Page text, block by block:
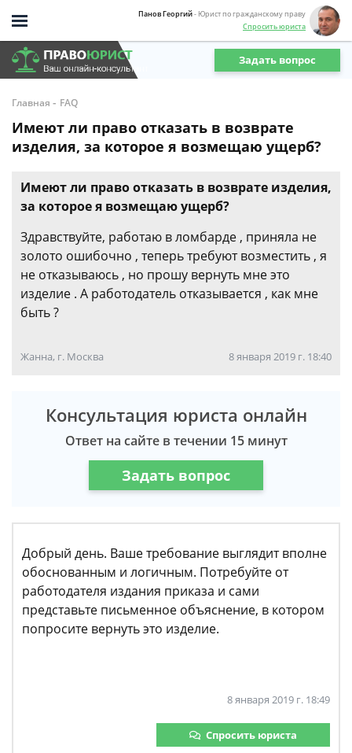
Панов Георгий- Юрист по гражданскому праву
Спросить юриста
Задать вопрос
Главная - FAQ
Имеют ли право отказать в возврате
изделия, за которое я возмещаю ущерб?
Имеют ли право отказать в возврате изделия,
за которое я возмещаю ущерб?
Здравствуйте, работаю в ломбарде , приняла не
золото ошибочно , теперь требуют возместить , я
не отказываюсь , но прошу вернуть мне это
изделие . А работодатель отказывается , как мне
быть ?
Жанна, г. Москва 8 января 2019 г. 18:40
Консультация юриста онлайн
Ответ на сайте в течении 15 минут
Задать вопрос
Добрый день. Ваше требование выглядит вполне
обоснованным и логичным. Потребуйте от
работодателя издания приказа и сами
представьте письменное объяснение, в котором
попросите вернуть это изделие.
8 января 2019 г. 18:49
Спросить юриста